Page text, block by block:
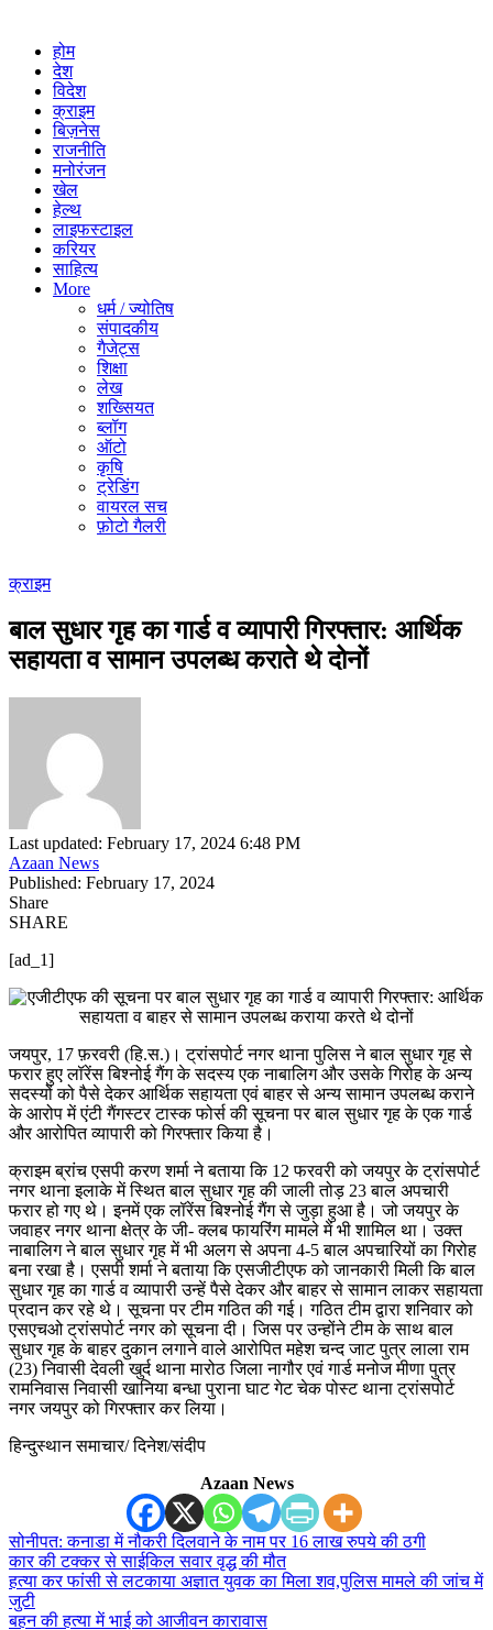
होम
देश
विदेश
क्राइम
बिज़नेस
राजनीति
मनोरंजन
खेल
हेल्थ
लाइफस्टाइल
करियर
साहित्य
More
धर्म / ज्योतिष
संपादकीय
गैजेट्स
शिक्षा
लेख
शख्सियत
ब्लॉग
ऑटो
कृषि
ट्रेडिंग
वायरल सच
फ़ोटो गैलरी
क्राइम
बाल सुधार गृह का गार्ड व व्यापारी गिरफ्तार: आर्थिक
सहायता व सामान उपलब्ध कराते थे दोनों
Last updated: February 17, 2024 6:48 PM
Azaan News
Published: February 17, 2024
Share
SHARE
[ad_1]
जयपुर, 17 फ़रवरी (हि.स.)। ट्रांसपोर्ट नगर थाना पुलिस ने बाल सुधार गृह से
फरार हुए लॉरेंस बिश्नोई गैंग के सदस्य एक नाबालिग और उसके गिरोह के अन्य
सदस्यों को पैसे देकर आर्थिक सहायता एवं बाहर से अन्य सामान उपलब्ध कराने
के आरोप में एंटी गैंगस्टर टास्क फोर्स की सूचना पर बाल सुधार गृह के एक गार्ड
और आरोपित व्यापारी को गिरफ्तार किया है।
क्राइम ब्रांच एसपी करण शर्मा ने बताया कि 12 फरवरी को जयपुर के ट्रांसपोर्ट
नगर थाना इलाके में स्थित बाल सुधार गृह की जाली तोड़ 23 बाल अपचारी
फरार हो गए थे। इनमें एक लॉरेंस बिश्नोई गैंग से जुड़ा हुआ है। जो जयपुर के
जवाहर नगर थाना क्षेत्र के जी- क्लब फायरिंग मामले में भी शामिल था। उक्त
नाबालिग ने बाल सुधार गृह में भी अलग से अपना 4-5 बाल अपचारियों का गिरोह
बना रखा है। एसपी शर्मा ने बताया कि एसजीटीएफ को जानकारी मिली कि बाल
सुधार गृह का गार्ड व व्यापारी उन्हें पैसे देकर और बाहर से सामान लाकर सहायता
प्रदान कर रहे थे। सूचना पर टीम गठित की गई। गठित टीम द्वारा शनिवार को
एसएचओ ट्रांसपोर्ट नगर को सूचना दी। जिस पर उन्होंने टीम के साथ बाल
सुधार गृह के बाहर दुकान लगाने वाले आरोपित महेश चन्द जाट पुत्र लाला राम
(23) निवासी देवली खुर्द थाना मारोठ जिला नागौर एवं गार्ड मनोज मीणा पुत्र
रामनिवास निवासी खानिया बन्धा पुराना घाट गेट चेक पोस्ट थाना ट्रांसपोर्ट
नगर जयपुर को गिरफ्तार कर लिया।
हिन्दुस्थान समाचार/ दिनेश/संदीप
Azaan News
सोनीपत: कनाडा में नौकरी दिलवाने के नाम पर 16 लाख रुपये की ठगी
कार की टक्कर से साईकिल सवार वृद्ध की मौत
हत्या कर फांसी से लटकाया अज्ञात युवक का मिला शव,पुलिस मामले की जांच में
जुटी
बहन की हत्या में भाई को आजीवन कारावास